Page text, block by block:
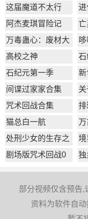
1
这届魔道不太行 进
阿杰麦琪冒险记
万毒蛊心：废材大
小姐杀疯了
高校之神 石
石纪元第一季
新
间谍过家家合集
莱
咒术回战合集
排
猫总白一航
处刑少女的生存之
道
境
篇
剧场版咒术回战0 独
部分视频仅含预告,
资料为软件自